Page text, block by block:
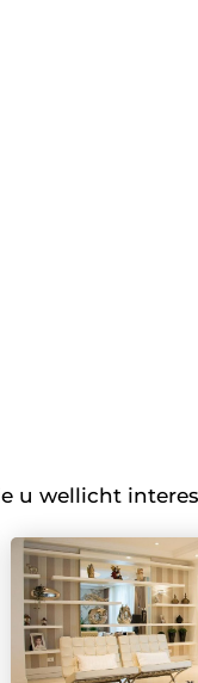
u wellicht